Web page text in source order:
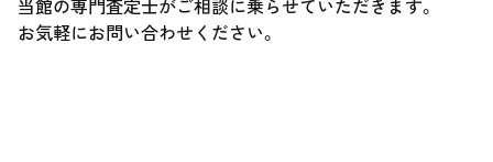
当館の専門査定士がご相談に乗らせていただきます。
お気軽にお問い合わせください。